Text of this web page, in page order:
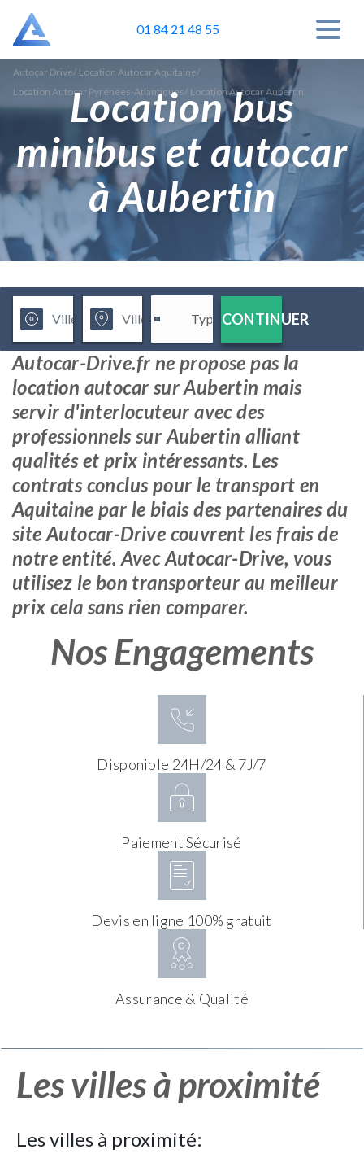
01 84 21 48 55
Autocar Drive/ Location Autocar Aquitaine/
Location Autocar Pyrénées-Atlantiques/ Location Autocar Aubertin
Location bus
minibus et autocar
à Aubertin
CONTINUER
Autocar-Drive.fr ne propose pas la
location autocar sur Aubertin mais
servir d'interlocuteur avec des
professionnels sur Aubertin alliant
qualités et prix intéressants. Les
contrats conclus pour le transport en
Aquitaine par le biais des partenaires du
site Autocar-Drive couvrent les frais de
notre entité. Avec Autocar-Drive, vous
utilisez le bon transporteur au meilleur
prix cela sans rien comparer.
Nos Engagements
Disponible 24H/24 & 7J/7
Paiement Sécurisé
Devis en ligne 100% gratuit
Assurance & Qualité
Les villes à proximité
Les villes à proximité: